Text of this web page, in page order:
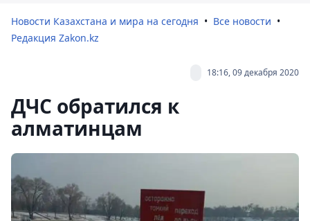
Новости Казахстана и мира на сегодня
Все новости
Редакция Zakon.kz
18:16, 09 декабря 2020
ДЧС обратился к
алматинцам